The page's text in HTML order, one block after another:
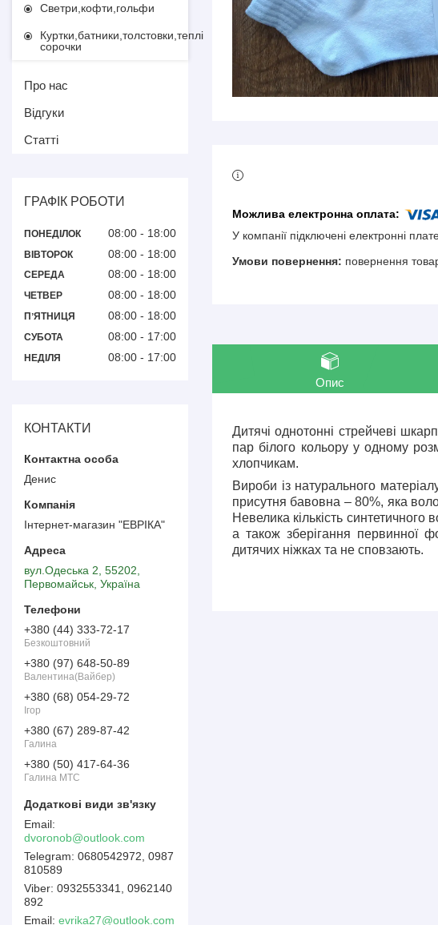
У компанії підключені електронні
повернення
Опис
Дитячі однотонні стрейчеві
пар білого кольору у одному
хлопчикам.
Вироби із натурального
присутня бавовна – 80%, яка
Невелика кількість
а також зберігання первинної
дитячих ніжках та не сповзають.
Светри,кофти,гольфи
Куртки,батники,толстовки,теплі
сорочки
Про нас
Відгуки
Статті
ГРАФІК РОБОТИ
ПОНЕДІЛОК 08:00 18:00
ВІВТОРОК 08:00 18:00
СЕРЕДА 08:00 18:00
ЧЕТВЕР 08:00 18:00
ПʼЯТНИЦЯ 08:00 18:00
СУБОТА 08:00 17:00
НЕДІЛЯ 08:00 17:00
КОНТАКТИ
Денис
Інтернет-магазин "ЕВРІКА"
вул.Одеська 2, 55202,
Первомайськ, Україна
+380 (44) 333-72-17
Безкоштовний
+380 (97) 648-50-89
Валентина(Вайбер)
+380 (68) 054-29-72
Ігор
+380 (67) 289-87-42
Галина
+380 (50) 417-64-36
Галина МТС
dvoronob@outlook.com
0680542972, 0987
810589
0932553341, 0962140
892
Email evrika27@outlook.com